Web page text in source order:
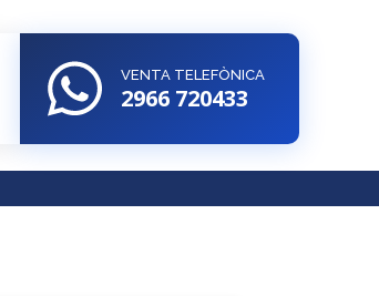
VENTA TELEFÒNICA
2966 720433